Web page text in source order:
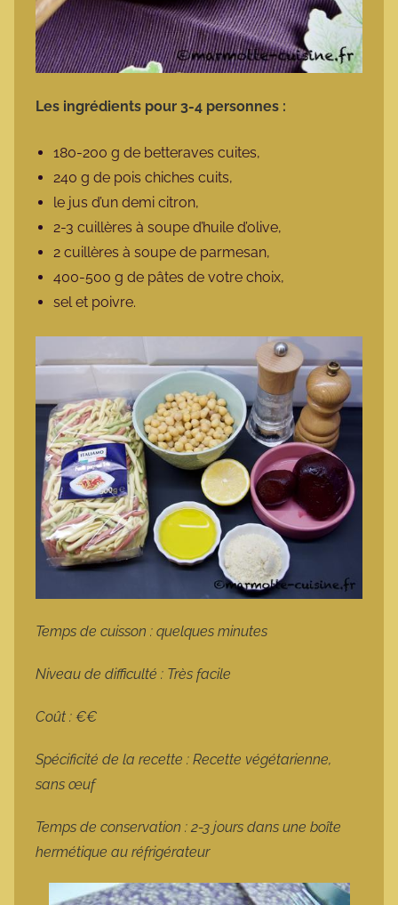
Les ingrédients pour 3-4 personnes :
180-200 g de betteraves cuites,
240 g de pois chiches cuits,
le jus d’un demi citron,
2-3 cuillères à soupe d’huile d’olive,
2 cuillères à soupe de parmesan,
400-500 g de pâtes de votre choix,
sel et poivre.
Temps de cuisson : quelques minutes
Niveau de difficulté : Très facile
Coût : €€
Spécificité de la recette : Recette végétarienne,
sans œuf
Temps de conservation : 2-3 jours dans une boîte
hermétique au réfrigérateur